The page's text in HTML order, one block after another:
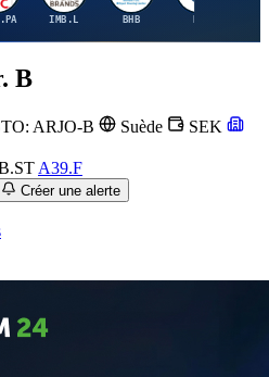
IMB.L BHB
B
ARJO-B Suède
SEK
A39.F
Créer une alerte